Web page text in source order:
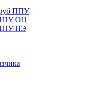
ППУ
ППУ ОЦ
ППУ ПЭ